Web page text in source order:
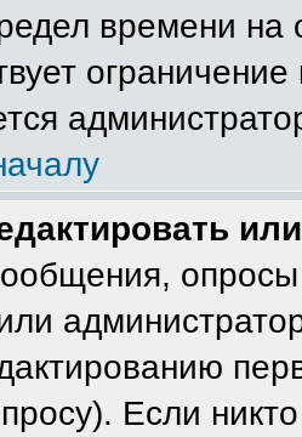
времени на
опросы
Если